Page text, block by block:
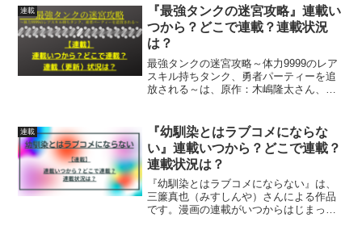
るのか、連載状況、連載期間について詳
しく紹介しています
連載
『最強タンクの迷宮攻略』連載い
つから？どこで連載？連載状況
は？
最強タンクの迷宮攻略～体力9999のレア
スキル持ちタンク、勇者パーティーを追
放される～は、原作：木嶋隆太さん、漫
つからはじまっているのか、どこで連載
されているのか連載（...
連載
『幼馴染とはラブコメにならな
い』連載いつから？どこで連載？
連載状況は？
『幼馴染とはラブコメにならない』は、
三簾真也（みすしんや）さんによる作品
です。漫画の連載がいつからはじまって